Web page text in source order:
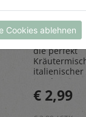
Sonnentor
Die Kräuter
die perfekt
italienischer
rundet
und
€ 2,99
Cookies ablehnen